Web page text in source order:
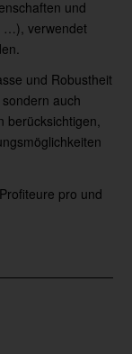
und
…), verwendet
und Robustheit
auch
berücksichtigen,
pro und